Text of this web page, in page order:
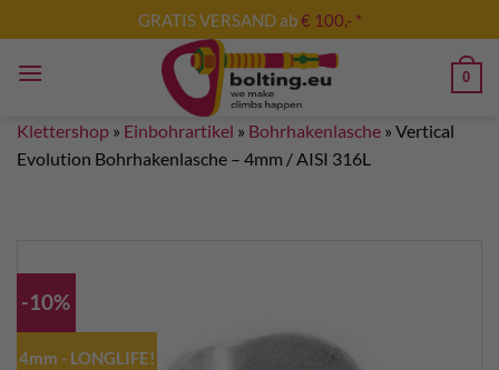
Inhalt
springen
GRATIS VERSAND ab€ 100,- *
0
Klettershop » Einbohrartikel » Bohrhakenlasche » Vertical
Evolution Bohrhakenlasche – 4mm / AISI 316L
-10%
4mm - LONGLIFE!